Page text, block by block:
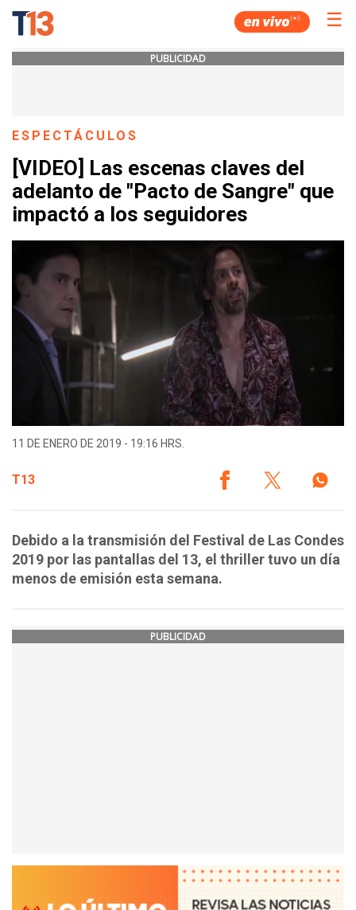
☰
PUBLICIDAD
ESPECTÁCULOS
[VIDEO] Las escenas claves del
adelanto de "Pacto de Sangre" que
impactó a los seguidores
11 DE ENERO DE 2019 - 19:16 HRS.
T13
Debido a la transmisión del Festival de Las Condes
2019 por las pantallas del 13, el thriller tuvo un día
menos de emisión esta semana.
PUBLICIDAD